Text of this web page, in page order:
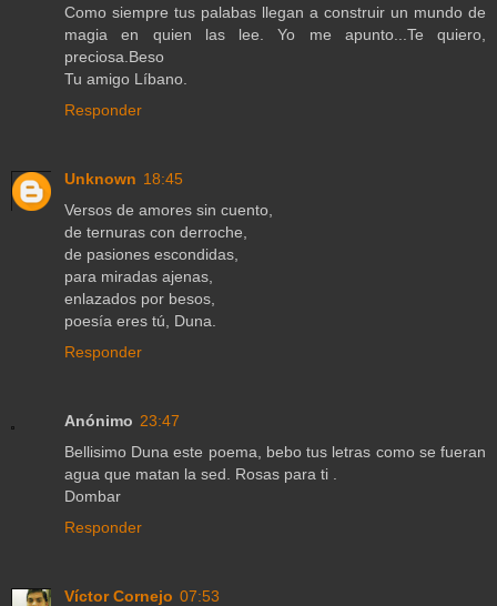
Como siempre tus palabas llegan a construir un mundo de
magia en quien las lee. Yo me apunto...Te quiero,
preciosa.Beso
Tu amigo Líbano.
Responder
Unknown 18:45
Versos de amores sin cuento,
de ternuras con derroche,
de pasiones escondidas,
para miradas ajenas,
enlazados por besos,
poesía eres tú, Duna.
Responder
Anónimo 23:47
Bellisimo Duna este poema, bebo tus letras como se fueran
agua que matan la sed. Rosas para ti .
Dombar
Responder
Víctor Cornejo 07:53